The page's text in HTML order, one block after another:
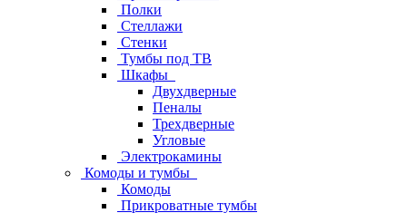
Полки
Стеллажи
Стенки
Тумбы под ТВ
Шкафы
Двухдверные
Пеналы
Трехдверные
Угловые
Электрокамины
Комоды и тумбы
Комоды
Прикроватные тумбы